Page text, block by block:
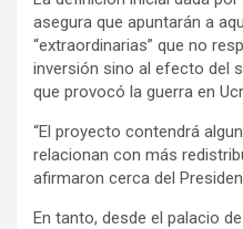
asegura que apuntarán a
“extraordinarias” que no
inversión sino al efecto del
que provocó la guerra en
“El proyecto contendrá
relacionan con más
afirmaron cerca del
En tanto, desde el palacio